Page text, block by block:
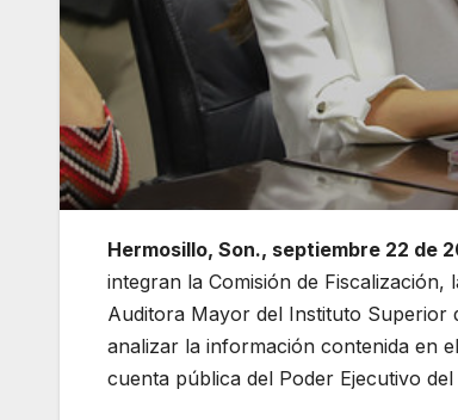
Hermosillo, Son., septiembre 22 de
integran la Comisión de
Auditora Mayor del Instituto Superior
analizar la información contenida en
cuenta pública del Poder Ejecutivo del